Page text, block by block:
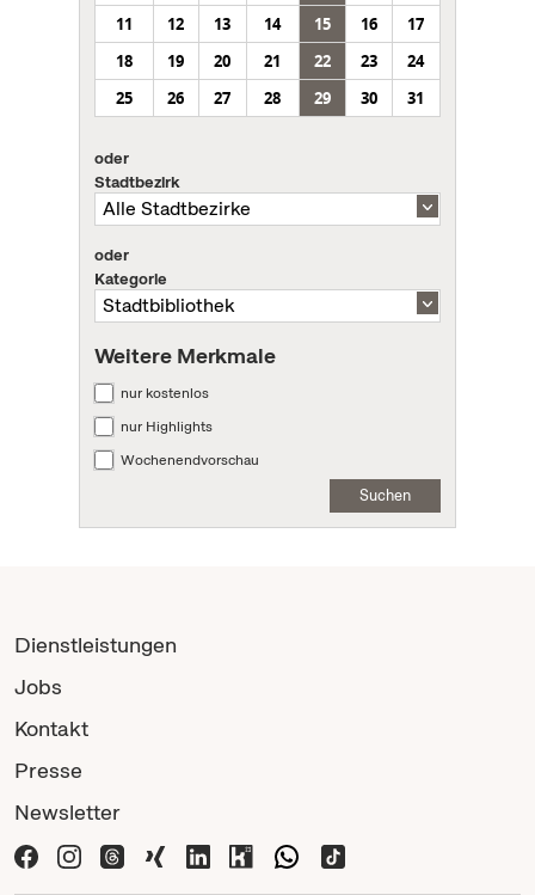
11
12 13 14 15 16
17
18
19 20 21 22 23
24
25
26 27 28 29 30 31
oder
Stadtbezirk
oder
Kategorie
Weitere Merkmale
nur kostenlos
nur Highlights
Wochenendvorschau
Suchen
Dienstleistungen
Jobs
Kontakt
Presse
Newsletter